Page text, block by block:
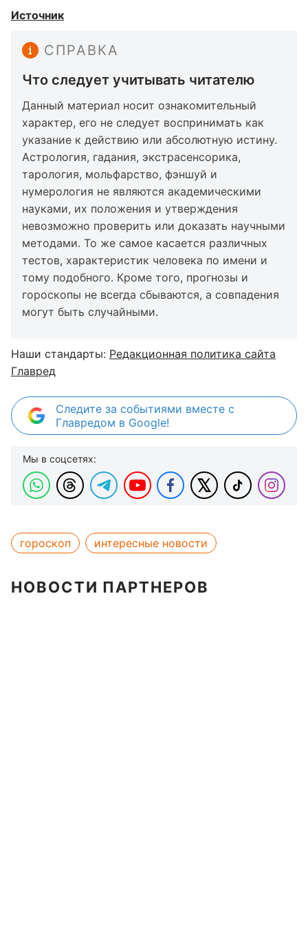
Источник
СПРАВКА
Что следует учитывать читателю
Данный материал носит ознакомительный
характер, его не следует воспринимать как
указание к действию или абсолютную истину.
Астрология, гадания, экстрасенсорика,
тарология, мольфарство, фэншуй и
нумерология не являются академическими
науками, их положения и утверждения
невозможно проверить или доказать научными
методами. То же самое касается различных
тестов, характеристик человека по имени и
тому подобного. Кроме того, прогнозы и
гороскопы не всегда сбываются, а совпадения
могут быть случайными.
Наши стандарты: Редакционная политика сайта
Главред
Следите за событиями вместе с
Главредом в Google!
Мы в соцсетях:
гороскоп интересные новости
НОВОСТИ ПАРТНЕРОВ